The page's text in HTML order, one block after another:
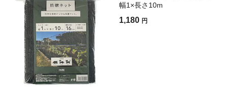
幅1×長さ10m
1,180 円